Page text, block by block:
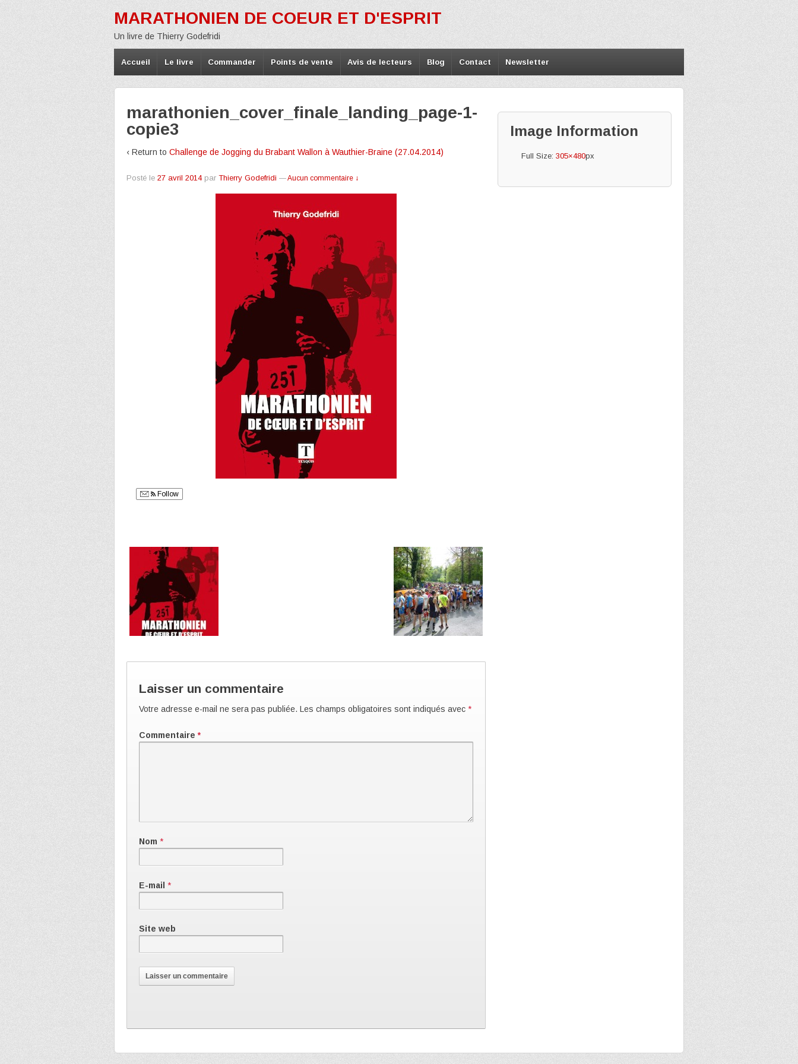
MARATHONIEN DE COEUR ET D'ESPRIT
Un livre de Thierry Godefridi
Accueil Le livre Commander Points de vente Avis de lecteurs Blog Contact Newsletter
marathonien_cover_finale_landing_page-1-
copie3
‹ Return to Challenge de Jogging du Brabant Wallon à Wauthier-Braine (27.04.2014)
Posté le 27 avril 2014par Thierry Godefridi —Aucun commentaire ↓
Follow
Laisser un commentaire
Votre adresse e-mail ne sera pas publiée. Les champs obligatoires sont indiqués avec *
Commentaire *
Nom *
E-mail *
Site web
Image Information
Full Size:305×480px